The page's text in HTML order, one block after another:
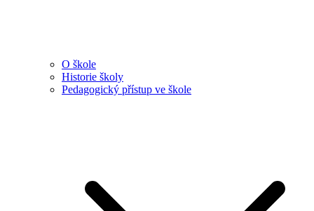
O škole
Historie školy
Pedagogický přístup ve škole